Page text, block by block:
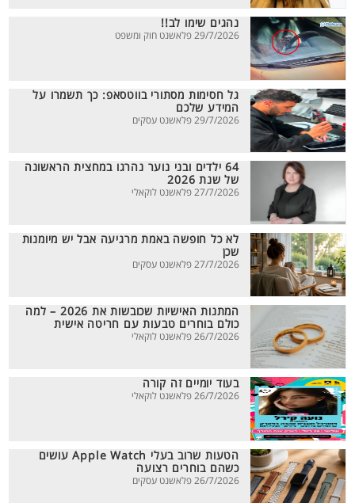
נהגים שימו לב!!
29/7/2026 פלאשנט חוק ומשפט
גל חסימות מסתורי בווטסאפ: כך תשמרו על
המידע שלכם
29/7/2026 פלאשנט עסקים
64 ילדים ובני נוער נהרגו במחצית הראשונה
של שנת 2026
27/7/2026 פלאשנט לוקאלי
לא כל חופשה באמת מרגיעה אבל יש מיומנות
שכן
27/7/2026 פלאשנט עסקים
המתנות האישיות שכובשות את 2026 – למה
כולם בוחרים טבעות עם חריטה אישית
26/7/2026 פלאשנט לוקאלי
בעוד יומיים זה קורה
26/7/2026 פלאשנט לוקאלי
הטעות שרוב בעלי Apple Watch עושים
כשהם בוחרים רצועה
26/7/2026 פלאשנט עסקים